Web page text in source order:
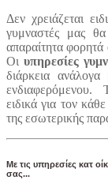
Δεν χρειάζεται
γυμναστές μας
απαραίτητα
Οιυπηρεσίες
διάρκεια
ενδιαφερόμενου.
ειδικά για τον
της εσωτερικής
Με τις υπηρεσίες κατ
σας...